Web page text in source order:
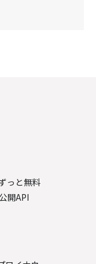
っと無料
開API